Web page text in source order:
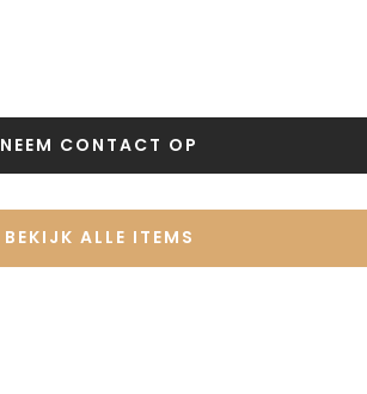
NEEM CONTACT OP
BEKIJK ALLE ITEMS